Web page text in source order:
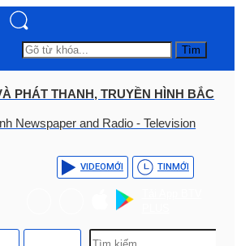
Tìm
PHÁT THANH, TRUYỀN HÌNH BẮC
Newspaper and Radio - Television
VIDEOMỚI TINMỚI